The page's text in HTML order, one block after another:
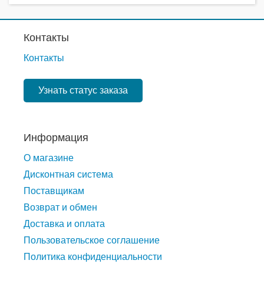
Контакты
Контакты
Узнать статус заказа
Информация
О магазине
Дисконтная система
Поставщикам
Возврат и обмен
Доставка и оплата
Пользовательское соглашение
Политика конфиденциальности